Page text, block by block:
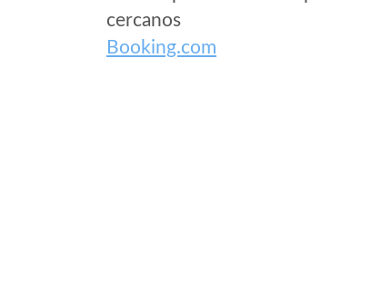
cercanos
Booking.com